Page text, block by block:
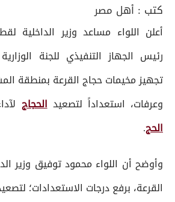
كتب : أهل مصر
أعلن اللواء مساعد وزير الداخلية
رئيس الجهاز التنفيذي للجنة
تجهيز مخيمات حجاج القرعة بمنطقة
وعرفات، استعداداً لتصعيدالحجاج
الحج.
وأوضح أن اللواء محمود توفيق وزير
القرعة، برفع درجات الاستعدادات؛